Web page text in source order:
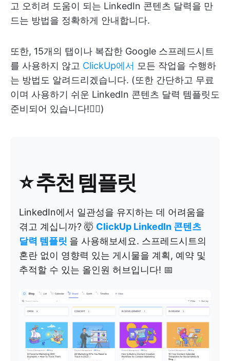
고 오히려 도움이 되는 LinkedIn 콘텐츠 달력을 만
드는 방법을 정확하게 안내합니다.
또한, 15개의 탭이나 복잡한 Google 스프레드시트
를 사용하지 않고 ClickUp에서 모든 작업을 수행하
는 방법도 알려드리겠습니다. (또한 간단하고 무료
이며 사용하기 쉬운 LinkedIn 콘텐츠 달력 템플릿도
준비되어 있습니다!👇🏼)
⭐추천 템플릿
LinkedIn에서 일관성을 유지하는 데 어려움을
겪고 계십니까? 🤯 ClickUp LinkedIn 콘텐츠
달력 템플릿 을 사용해보세요. 스프레드시트의
혼란 없이 영향력 있는 게시물을 계획, 예약 및
추적할 수 있는 올인원 허브입니다! 📅